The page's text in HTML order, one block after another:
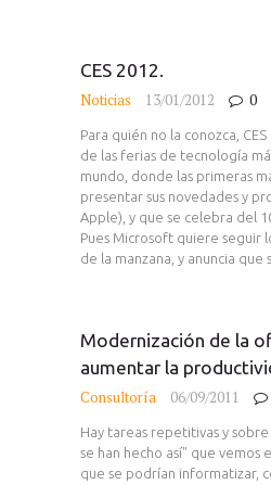
CES 2012.
Noticias 13/01/2012 0
Para quién no la conozca,
de las ferias de tecnología
mundo, donde las primeras
presentar sus novedades y
Apple), y que se celebra del
Pues Microsoft quiere seguir
de la manzana, y anuncia que
Modernización de la
aumentar la
Consultoría 06/09/2011
Hay tareas repetitivas y
se han hecho así" que vemos
que se podrían informatizar,